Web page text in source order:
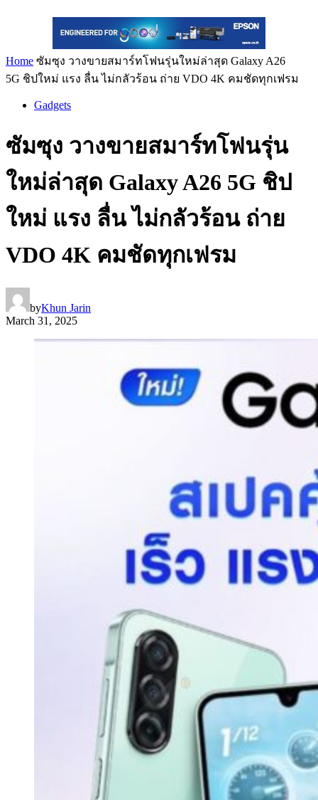
Home ซัมซุง วางขายสมาร์ทโฟนรุ่นใหม่ล่าสุด Galaxy A26
5G ชิปใหม่ แรง ลื่น ไม่กลัวร้อน ถ่าย VDO 4K คมชัดทุกเฟรม
Gadgets
ซัมซุง วางขายสมาร์ทโฟนรุ่น
ใหม่ล่าสุด Galaxy A26 5G ชิป
ใหม่ แรง ลื่น ไม่กลัวร้อน ถ่าย
VDO 4K คมชัดทุกเฟรม
byKhun Jarin
March 31, 2025